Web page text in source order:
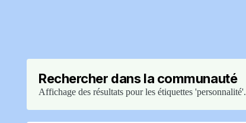
Rechercher dans la communauté
Affichage des résultats pour les étiquettes 'personnalité'.